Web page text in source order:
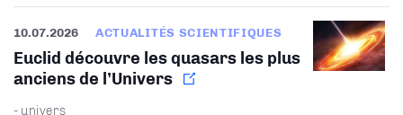
10.07.2026 ACTUALITÉS SCIENTIFIQUES
Euclid découvre les quasars les plus
anciens de l’Univers
- univers